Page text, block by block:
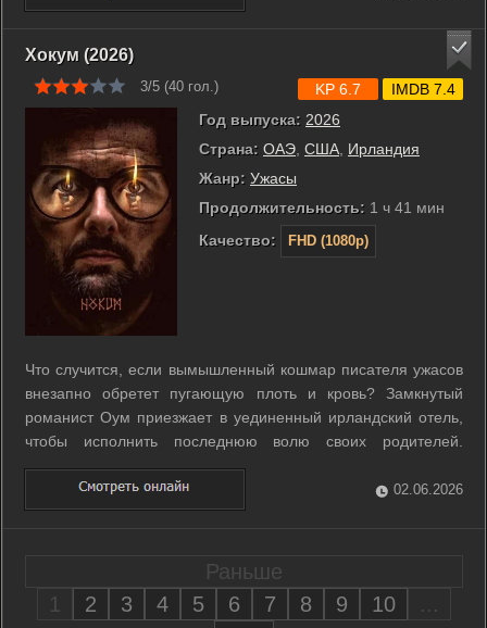
бороться с холодом, голодом и ...
Хокум (2026)
3/5 (40 гол.)
Год выпуска: 2026
Страна: ОАЭ, США, Ирландия
Жанр: Ужасы
Продолжительность: 1 ч 41 мин
Качество:
FHD (1080p)
KP 6.7 IMDB 7.4
Что случится, если вымышленный кошмар писателя ужасов
внезапно обретет пугающую плоть и кровь? Замкнутый
романист Оум приезжает в уединенный ирландский отель,
чтобы исполнить последнюю волю своих родителей.
Местные жители шепчутся о легенде про древнюю ведьму
Алак, чье имя запрещено произносить вслух. Скептичный
писатель видит в жутких рассказах ...
02.06.2026
Раньше
1
2 3 4 5 6 7 8 9 10
...